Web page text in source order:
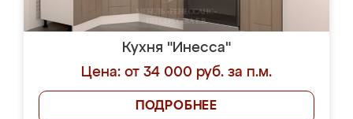
Кухня "Инесса"
Цена: от 34 000 руб. за п.м.
ПОДРОБНЕЕ